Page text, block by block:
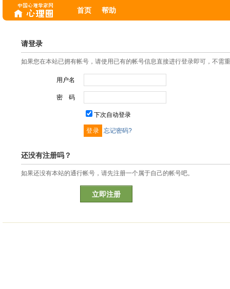
首页 帮助
请登录
如果您在本站已拥有帐号，请使用已有的帐号信息直接进行登录即可，不需
用户名
密 码
下次自动登录
忘记密码?
还没有注册吗？
如果还没有本站的通行帐号，请先注册一个属于自己的帐号吧。
立即注册